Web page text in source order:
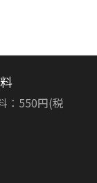
：550円(税